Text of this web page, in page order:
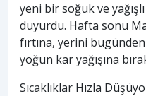
yeni bir soğuk ve
duyurdu. Hafta sonu
fırtına, yerini
yoğun kar yağışına
Sıcaklıklar Hızla